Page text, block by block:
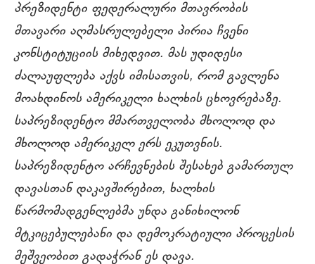
პრეზიდენტი ფედერალური მთავრობის
მთავარი აღმასრულებელი პირია ჩვენი
კონსტიტუციის მიხედვით. მას უდიდესი
ძალაუფლება აქვს იმისათვის, რომ გავლენა
მოახდინოს ამერიკელი ხალხის ცხოვრებაზე.
საპრეზიდენტო მმართველობა მხოლოდ და
მხოლოდ ამერიკელ ერს ეკუთვნის.
საპრეზიდენტო არჩევნების შესახებ გამართულ
დავასთან დაკავშირებით, ხალხის
წარმომადგენლებმა უნდა განიხილონ
მტკიცებულებანი და დემოკრატიული პროცესის
მეშვეობით გადაჭრან ეს დავა.